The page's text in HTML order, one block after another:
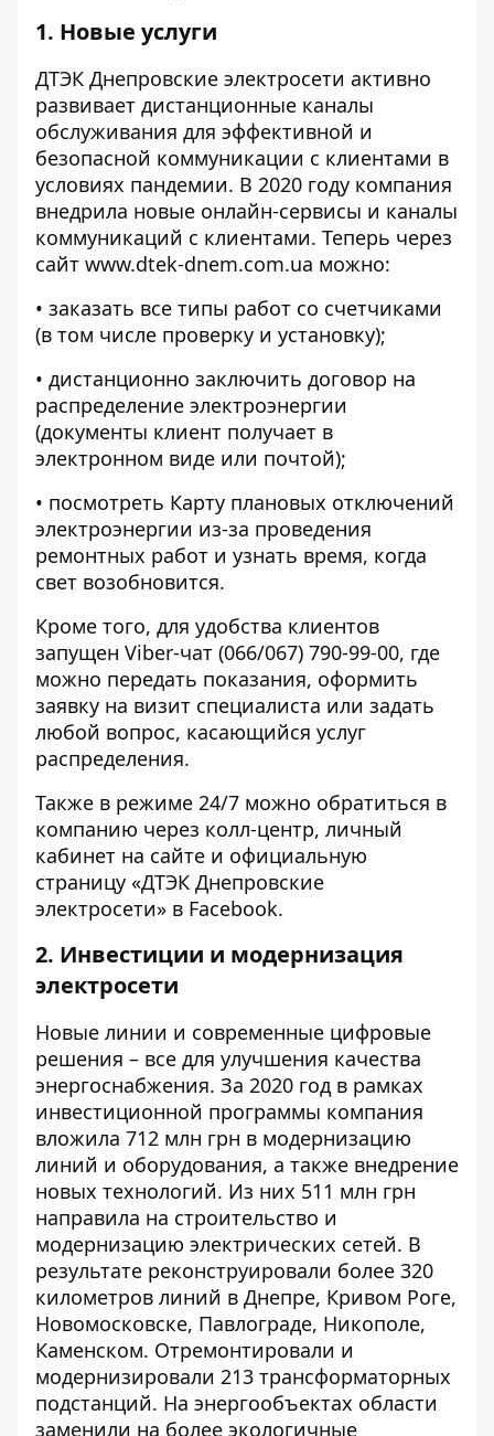
1. Новые услуги
ДТЭК Днепровские электросети активно
развивает дистанционные каналы
обслуживания для эффективной и
безопасной коммуникации с клиентами в
условиях пандемии. В 2020 году компания
внедрила новые онлайн-сервисы и каналы
коммуникаций с клиентами. Теперь через
сайт www.dtek-dnem.com.ua можно:
• заказать все типы работ со счетчиками
(в том числе проверку и установку);
• дистанционно заключить договор на
распределение электроэнергии
(документы клиент получает в
электронном виде или почтой);
• посмотреть Карту плановых отключений
электроэнергии из-за проведения
ремонтных работ и узнать время, когда
свет возобновится.
Кроме того, для удобства клиентов
запущен Viber-чат (066/067) 790-99-00, где
можно передать показания, оформить
заявку на визит специалиста или задать
любой вопрос, касающийся услуг
распределения.
Также в режиме 24/7 можно обратиться в
компанию через колл-центр, личный
кабинет на сайте и официальную
страницу «ДТЭК Днепровские
электросети» в Facebook.
2. Инвестиции и модернизация
электросети
Новые линии и современные цифровые
решения – все для улучшения качества
энергоснабжения. За 2020 год в рамках
инвестиционной программы компания
вложила 712 млн грн в модернизацию
линий и оборудования, а также внедрение
новых технологий. Из них 511 млн грн
направила на строительство и
модернизацию электрических сетей. В
результате реконструировали более 320
километров линий в Днепре, Кривом Роге,
Новомосковске, Павлограде, Никополе,
Каменском. Отремонтировали и
модернизировали 213 трансформаторных
подстанций. На энергообъектах области
заменили на более экологичные